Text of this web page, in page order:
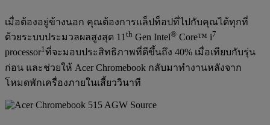
เมื่อต้องอยู่ข้างนอก คุณต้องการแล็ปท็อปที่ไปกับคุณได้ทุกที่
ด้วยระบบประมวลผลสูงสุด 11 th Gen Intel® Core™ i7
processor1ที่จะมอบประสิทธิภาพที่ดีขึ้นถึง 40% เมื่อเทียบกับรุ่น
ก่อน และช่วยให้ Acer Chromebook กลับมาทำงานหลังจาก
โหมดพักเครื่องภายในเสี้ยววินาที